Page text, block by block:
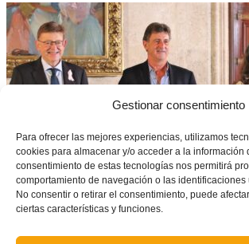
Gestionar consentimiento
Para ofrecer las mejores experiencias, utilizamos
cookies para almacenar y/o acceder a la información
consentimiento de estas tecnologías nos permitirá
comportamiento de navegación o las identificaciones
No consentir o retirar el consentimiento, puede
ciertas características y funciones.
Mario Alberto Kempes recibe la Alta Distinción de la
Valenciana